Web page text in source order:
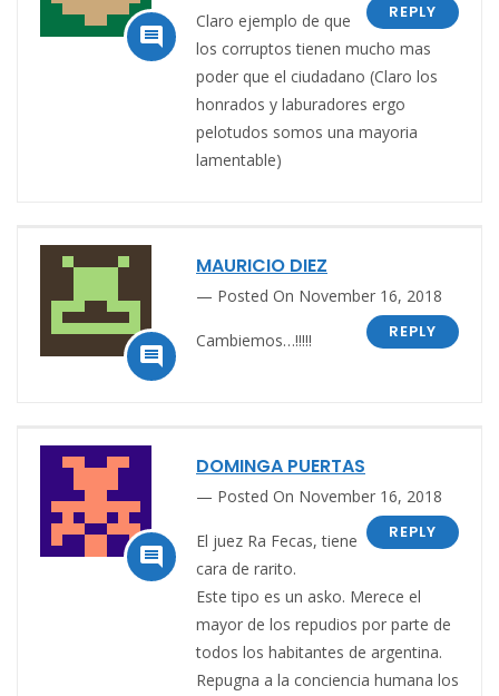

REPLY
Claro ejemplo de que
los corruptos tienen mucho mas
poder que el ciudadano (Claro los
honrados y laburadores ergo
pelotudos somos una mayoria
lamentable)

MAURICIO DIEZ
Posted On November 16, 2018
REPLY
Cambiemos…!!!!!

DOMINGA PUERTAS
Posted On November 16, 2018
REPLY
El juez Ra Fecas, tiene
cara de rarito.
Este tipo es un asko. Merece el
mayor de los repudios por parte de
todos los habitantes de argentina.
Repugna a la conciencia humana los